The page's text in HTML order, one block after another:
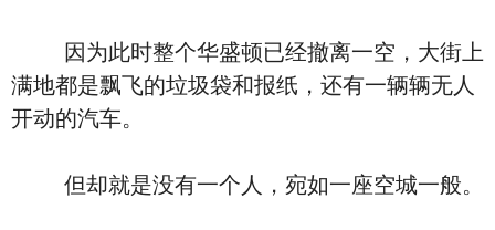
因为此时整个华盛顿已经撤离一空，大街上
满地都是飘飞的垃圾袋和报纸，还有一辆辆无人
开动的汽车。
但却就是没有一个人，宛如一座空城一般。